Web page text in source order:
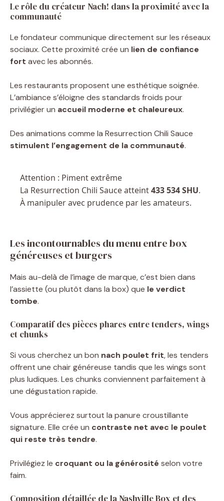
Le rôle du créateur Nach! dans la proximité avec la
communauté
Le fondateur communique directement sur les réseaux
sociaux. Cette proximité crée un lien de confiance
fort avec les abonnés.
Les restaurants proposent une esthétique soignée.
L’ambiance s’éloigne des standards froids pour
privilégier un accueil moderne et chaleureux.
Des animations comme la Resurrection Chili Sauce
stimulent l’engagement de la communauté.
Attention : Piment extrême
La Resurrection Chili Sauce atteint433 534 SHU.
À manipuler avec prudence par les amateurs.
Les incontournables du menu entre box
généreuses et burgers
Mais au-delà de l’image de marque, c’est bien dans
l’assiette (ou plutôt dans la box) que le verdict
tombe.
Comparatif des pièces phares entre tenders, wings
et chunks
Si vous cherchez un bon nach poulet frit, les tenders
offrent une chair généreuse tandis que les wings sont
plus ludiques. Les chunks conviennent parfaitement à
une dégustation rapide.
Vous apprécierez surtout la panure croustillante
signature. Elle crée un contraste net avec le poulet
qui reste très tendre.
Privilégiez le croquant ou la générosité selon votre
faim.
Composition détaillée de la Nashville Box et des